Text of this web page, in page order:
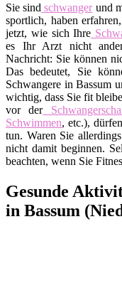
Sie sind schwangerund
sportlich, haben
jetzt, wie sich Ihre
es Ihr Arzt nicht
Nachricht: Sie können
Das bedeutet, Sie
Schwangere in Bassum
wichtig, dass Sie fit
vor der
Schwimmen, etc.),
tun. Waren Sie
nicht damit beginnen.
beachten, wenn Sie
Gesunde
in Bassum